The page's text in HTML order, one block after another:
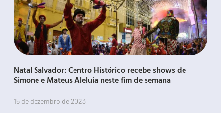
Natal Salvador: Centro Histórico recebe shows de
Simone e Mateus Aleluia neste fim de semana
15 de dezembro de 2023